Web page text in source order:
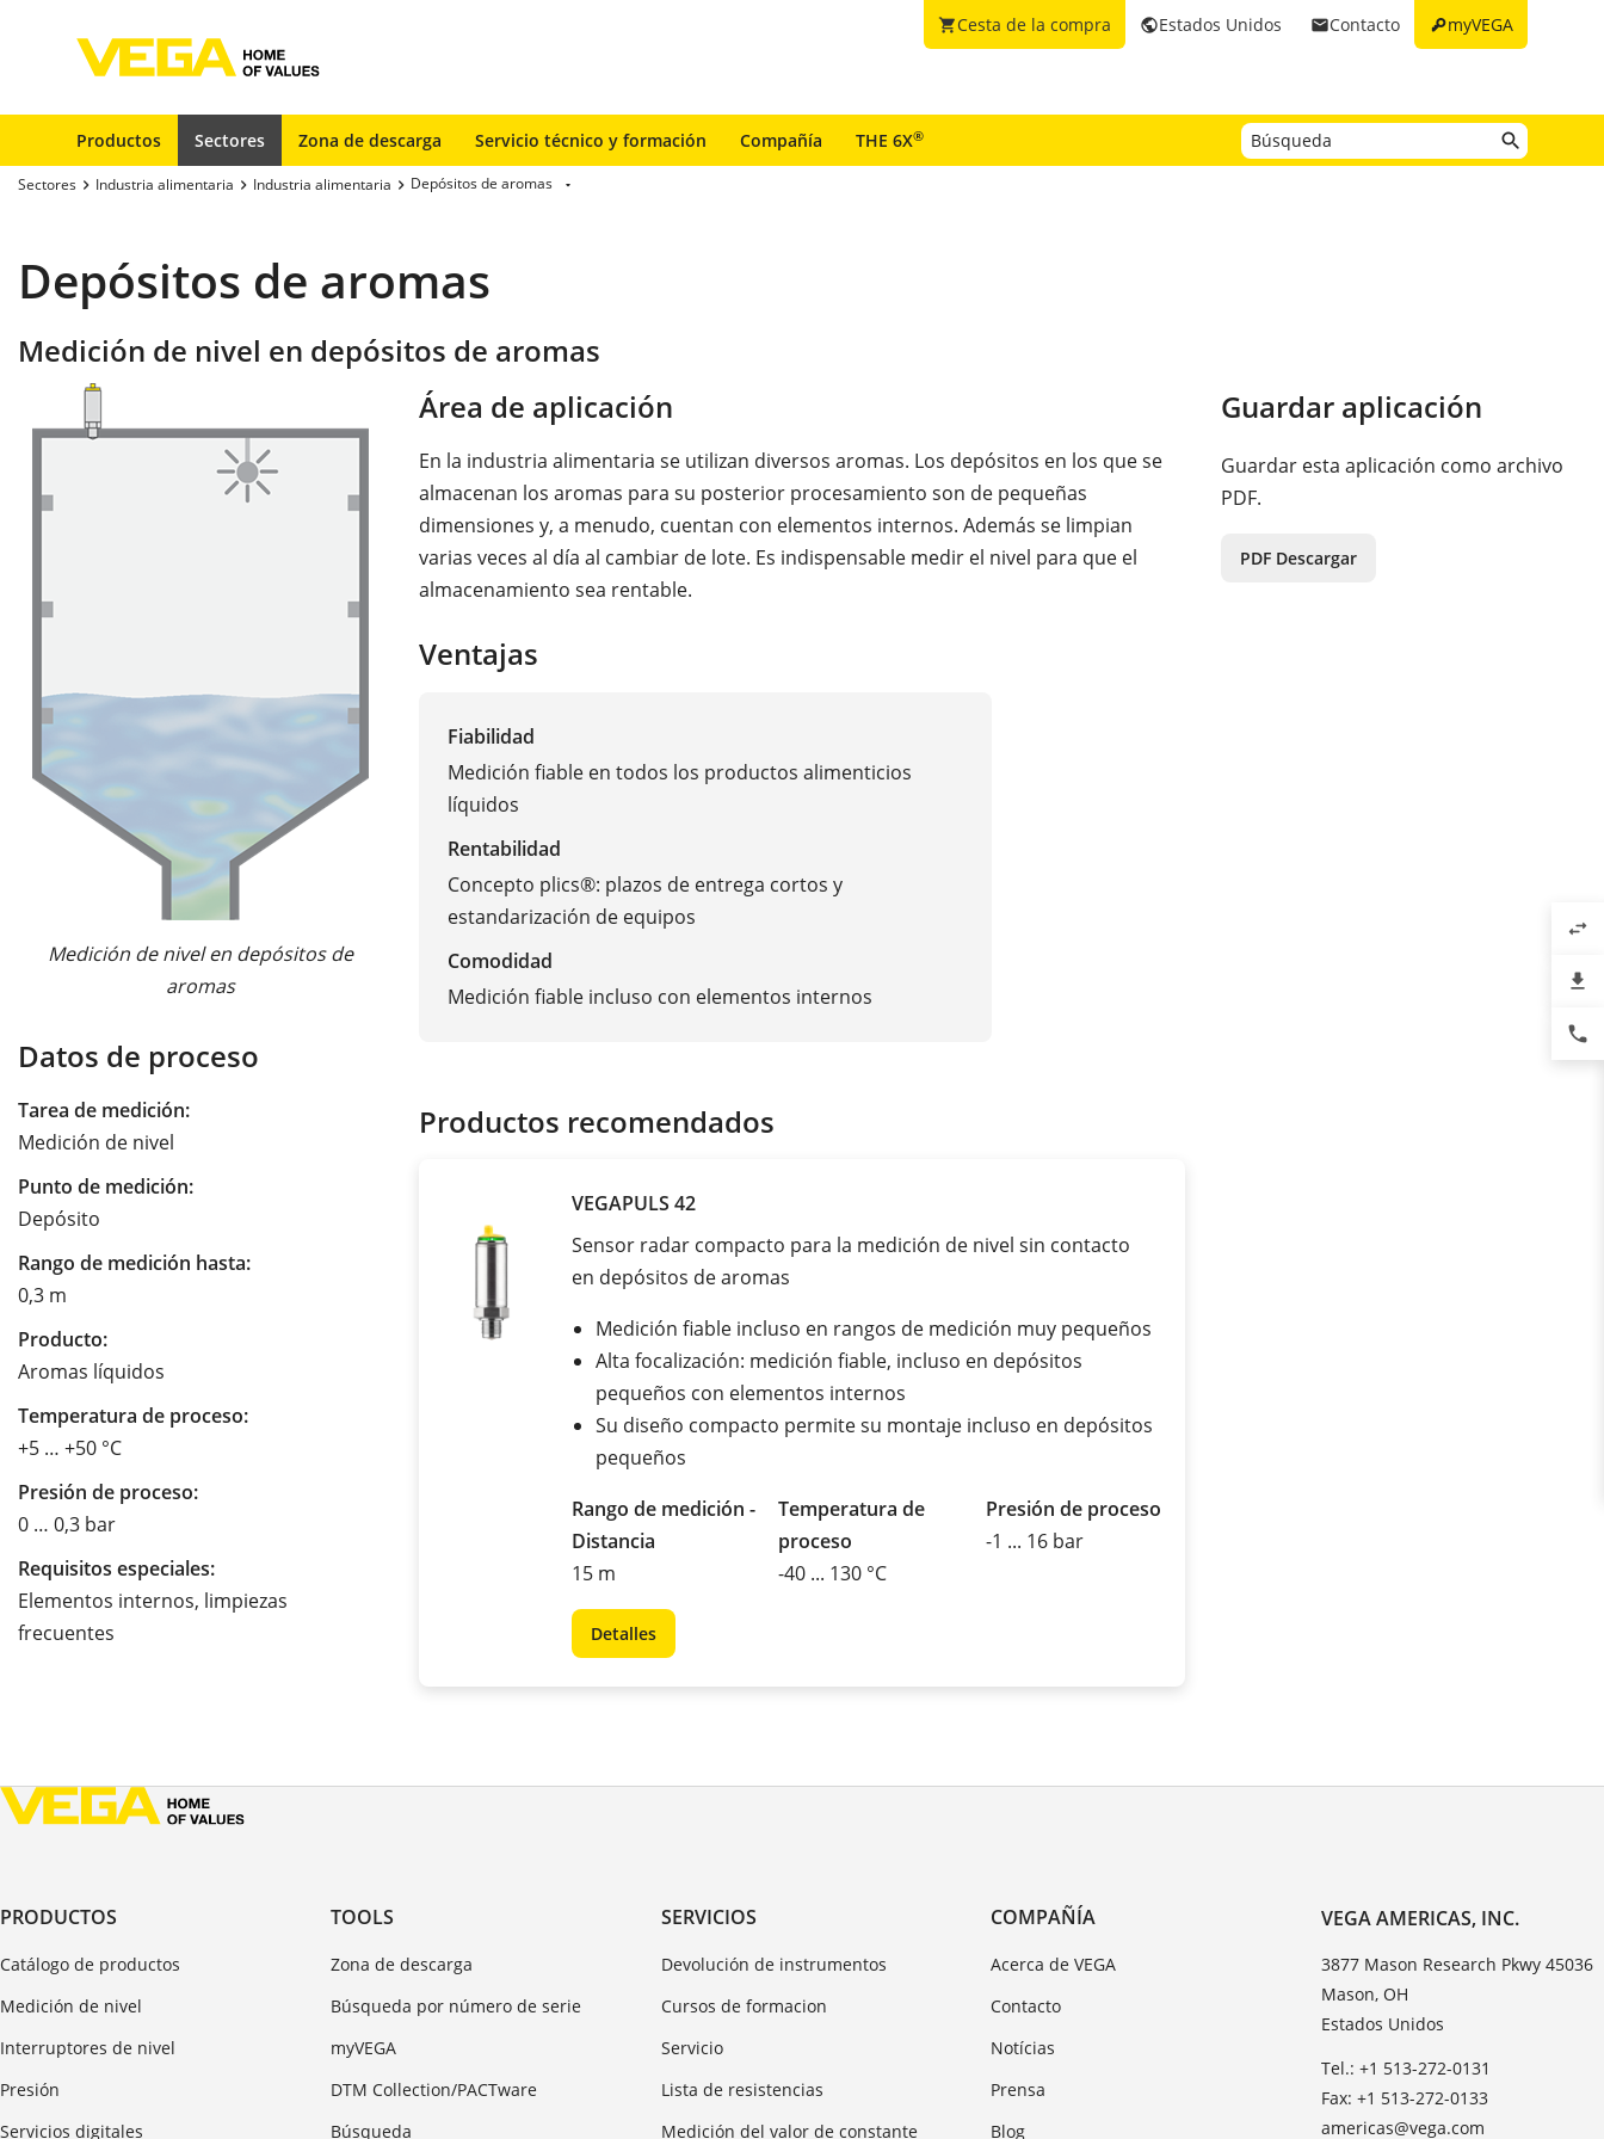
keymyVEGA
emailContacto
publicEstados Unidos
shopping_cartCesta de la compra
Productos Sectores Zona de descarga Servicio técnico y formación Compañía THE 6X®
Sectores Industria alimentaria Industria alimentaria Depósitos de aromas
Depósitos de aromas
Medición de nivel en depósitos de aromas
Medición de nivel en depósitos de
aromas
Datos de proceso
Tarea de medición:
Medición de nivel
Punto de medición:
Depósito
Rango de medición hasta:
0,3 m
Producto:
Aromas líquidos
Temperatura de proceso:
+5 … +50 °C
Presión de proceso:
0 … 0,3 bar
Requisitos especiales:
Elementos internos, limpiezas
frecuentes
Área de aplicación
En la industria alimentaria se utilizan diversos aromas. Los depósitos en los que se
almacenan los aromas para su posterior procesamiento son de pequeñas
dimensiones y, a menudo, cuentan con elementos internos. Además se limpian
varias veces al día al cambiar de lote. Es indispensable medir el nivel para que el
almacenamiento sea rentable.
Ventajas
Fiabilidad
Medición fiable en todos los productos alimenticios
líquidos
Rentabilidad
Concepto plics®: plazos de entrega cortos y
estandarización de equipos
Comodidad
Medición fiable incluso con elementos internos
Productos recomendados
VEGAPULS 42
Sensor radar compacto para la medición de nivel sin contacto
en depósitos de aromas
Medición fiable incluso en rangos de medición muy pequeños
Alta focalización: medición fiable, incluso en depósitos
pequeños con elementos internos
Su diseño compacto permite su montaje incluso en depósitos
pequeños
Rango de medición -
Distancia
15 m
Temperatura de
proceso
-40 ... 130 °C
Presión de proceso
-1 ... 16 bar
Detalles
Guardar aplicación
Guardar esta aplicación como archivo
PDF.
PDF Descargar
PRODUCTOS
Catálogo de productos
Medición de nivel
Interruptores de nivel
Presión
Servicios digitales
TOOLS
Zona de descarga
Búsqueda por número de serie
myVEGA
DTM Collection/PACTware
Búsqueda
SERVICIOS
Devolución de instrumentos
Cursos de formacion
Servicio
Lista de resistencias
Medición del valor de constante
COMPAÑÍA
Acerca de VEGA
Contacto
Notícias
Prensa
Blog
VEGA AMERICAS, INC.
3877 Mason Research Pkwy 45036
Mason, OH
Estados Unidos
Tel.: +1 513-272-0131
Fax: +1 513-272-0133
americas@vega.com
swap_horiz
file_download
phone